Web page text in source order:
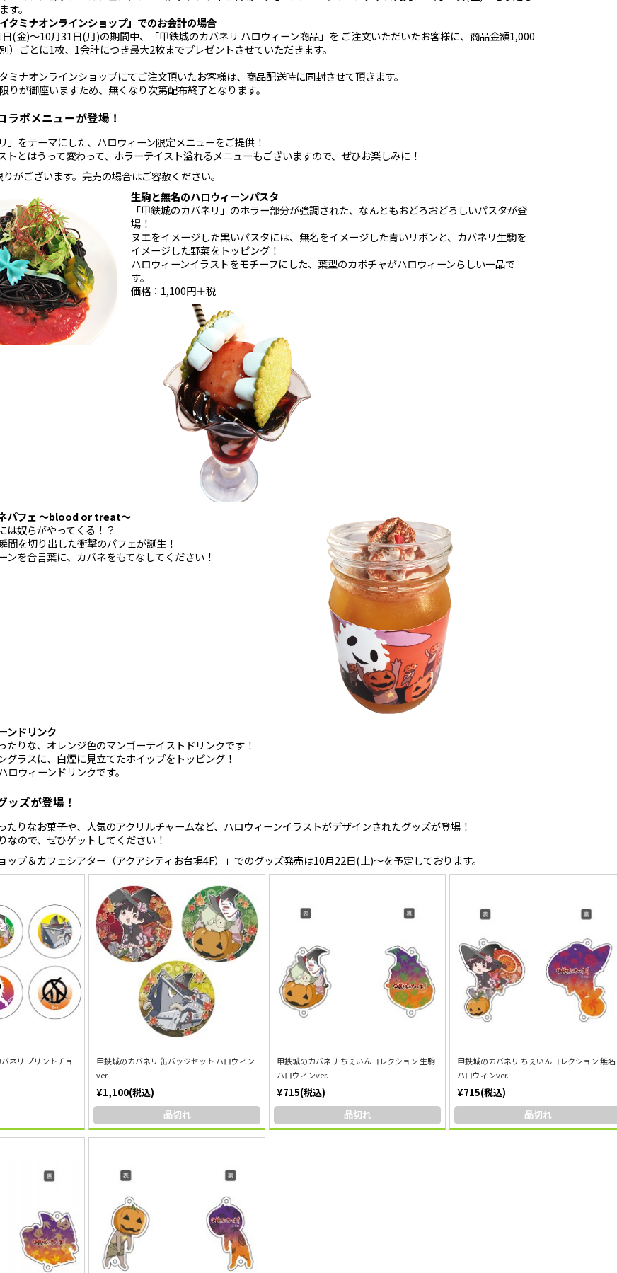
す。
タミナオンラインショップ」でのお会計の場合
(金)～10月31日(月)の期間中、「甲鉄城のカバネリ ハロウィーン商品」を ご注文いただいたお客様に、商品金額1,000
）ごとに1枚、1会計につき最大2枚までプレゼントさせていただきます。
ミナオンラインショップにてご注文頂いたお客様は、商品配送時に同封させて頂きます。
りが御座いますため、無くなり次第配布終了となります。
ラボメニューが登場！
」をテーマにした、ハロウィーン限定メニューをご提供！
トとはうって変わって、ホラーテイスト溢れるメニューもございますので、ぜひお楽しみに！
がございます。完売の場合はご容赦ください。
生駒と無名のハロウィーンパスタ
「甲鉄城のカバネリ」のホラー部分が強調された、なんともおどろおどろしいパスタが登
場！
ヌエをイメージした黒いパスタには、無名をイメージした青いリボンと、カバネリ生駒を
イメージした野菜をトッピング！
ハロウィーンイラストをモチーフにした、葉型のカボチャがハロウィーンらしい一品で
す。
価格：1,100円＋税
パフェ ～blood or treat～
は奴らがやってくる！？
間を切り出した衝撃のパフェが誕生！
ンを合言葉に、カバネをもてなしてください！
ンドリンク
たりな、オレンジ色のマンゴーテイストドリンクです！
グラスに、白煙に見立てたホイップをトッピング！
ロウィーンドリンクです。
ッズが登場！
たりなお菓子や、人気のアクリルチャームなど、ハロウィーンイラストがデザインされたグッズが登場！
なので、ぜひゲットしてください！
プ＆カフェシアター（アクアシティお台場4F）」でのグッズ発売は10月22日(土)～を予定しております。
ネリ プリントチョ
甲鉄城のカバネリ 缶バッジセット ハロウィン
ver.
¥1,100(税込)
品切れ
甲鉄城のカバネリ ちぇいんコレクション 生駒
ハロウィンver.
¥715(税込)
品切れ
甲鉄城のカバネリ ちぇいんコレクション 無名
ハロウィンver.
¥715(税込)
品切れ